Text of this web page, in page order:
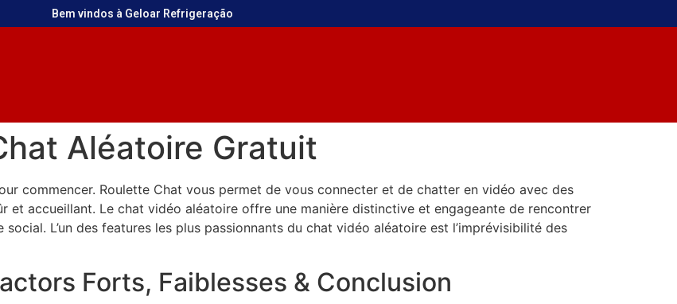
Bem vindos à Geloar Refrigeração
Aléatoire Gratuit
commencer. Roulette Chat vous permet de vous connecter et de chatter en vidéo avec des
et accueillant. Le chat vidéo aléatoire offre une manière distinctive et engageante de rencontrer
L’un des features les plus passionnants du chat vidéo aléatoire est l’imprévisibilité des
Forts, Faiblesses & Conclusion